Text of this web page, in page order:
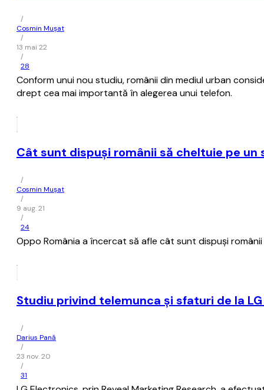
/
Cosmin Mușat
/
13 mai 22
/
28
Conform unui nou studiu, românii din mediul urban
drept cea mai importantă în alegerea unui telefon.
Cât sunt dispuşi românii să cheltuie pe
/
Cosmin Mușat
/
9 aug. 21
/
24
Oppo România a încercat să afle cât sunt dispuşi
Studiu privind telemunca și sfaturi de la
/
Darius Pană
/
23 nov. 20
/
31